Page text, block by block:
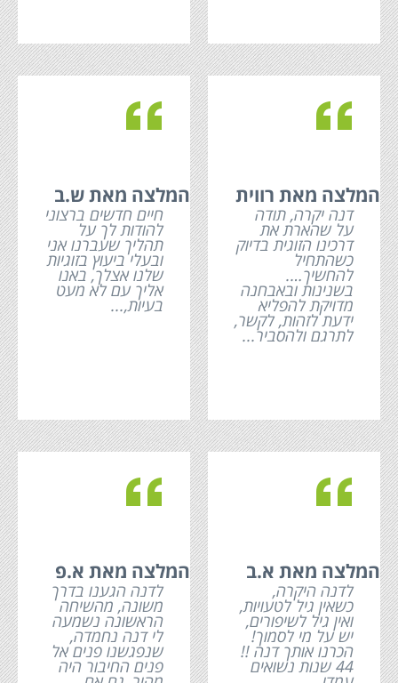
c
המלצה מאת רווית
דנה יקרה, תודה
על שהארת את
דרכינו הזוגית בדיוק
כשהתחיל
להחשיך….
בשנינות ובאבחנה
מדויקת להפליא
ידעת לזהות, לקשר,
לתרגם ולהסביר...
c
המלצה מאת ש.ב
חיים חדשים ברצוני
להודות לך על
תהליך שעברנו אני
ובעלי ביעוץ בזוגיות
שלנו אצלך, באנו
אליך עם לא מעט
בעיות,...
c
המלצה מאת א.ב
לדנה היקרה,
כשאין גיל לטעויות,
ואין גיל לשיפורים,
יש על מי לסמוך!
הכרנו אותך דנה !!
44 שנות נשואים
c
המלצה מאת א.פ
לדנה הגענו בדרך
משונה, מהשיחה
הראשונה נשמעה
לי דנה נחמדה,
שנפגשנו פנים אל
פנים החיבור היה